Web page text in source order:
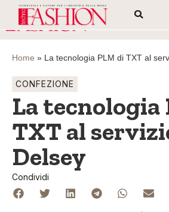
Home » La tecnologia PLM di TXT al
CONFEZIONE
La tecnologia
TXT al
Delsey
Condividi